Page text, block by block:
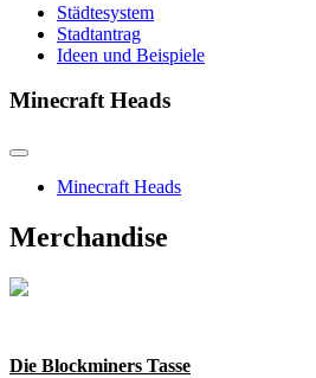
Städtesystem
Stadtantrag
Ideen und Beispiele
Minecraft Heads
Minecraft Heads
Merchandise
Die Blockminers Tasse